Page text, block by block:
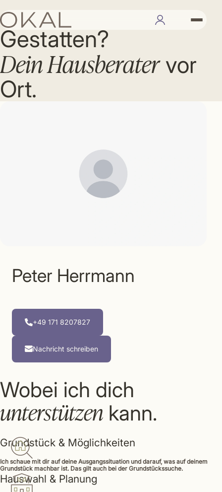
Gestatten?
Dein Hausberatervor
Ort.
Peter Herrmann
+49 171 8207827
Nachricht schreiben
Wobei ich dich
unterstützen kann.
Grundstück & Möglichkeiten
Ich schaue mit dir auf deine Ausgangssituation und darauf, was auf deinem
Grundstück machbar ist. Das gilt auch bei der Grundstückssuche.
Hauswahl & Planung